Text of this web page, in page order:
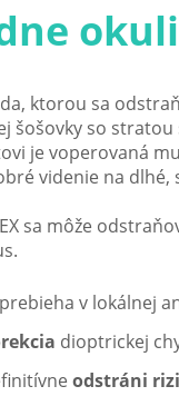
ktorou sa
šošovky so
je voperovaná
videnie na
sa môže
v lokálnej
dioptrickej
odstráni